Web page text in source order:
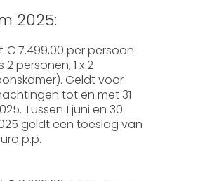
2025:
€ 7.499,00 per persoon
2 personen, 1 x 2
Geldt voor
tot en met 31
Tussen 1 juni en 30
geldt een toeslag van
p.p.